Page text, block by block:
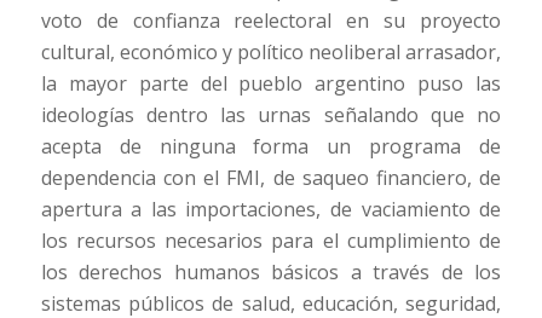
voto de confianza reelectoral en su proyecto
cultural, económico y político neoliberal arrasador,
la mayor parte del pueblo argentino puso las
ideologías dentro las urnas señalando que no
acepta de ninguna forma un programa de
dependencia con el FMI, de saqueo financiero, de
apertura a las importaciones, de vaciamiento de
los recursos necesarios para el cumplimiento de
los derechos humanos básicos a través de los
sistemas públicos de salud, educación, seguridad,